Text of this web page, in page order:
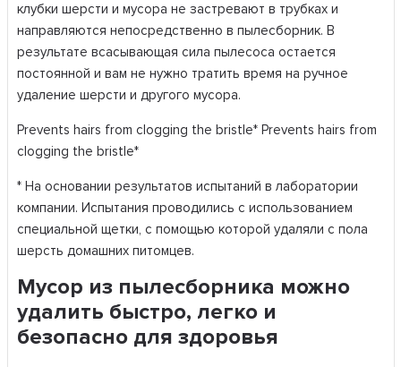
клубки шерсти и мусора не застревают в трубках и
направляются непосредственно в пылесборник. В
результате всаcывающая сила пылесоса остается
постоянной и вам не нужно тратить время на ручное
удаление шерсти и другого мусора.
Prevents hairs from clogging the bristle* Prevents hairs from
clogging the bristle*
* На основании результатов испытаний в лаборатории
компании. Испытания проводились с использованием
специальной щетки, с помощью которой удаляли с пола
шерсть домашних питомцев.
Мусор из пылесборника можно
удалить быстро, легко и
безопасно для здоровья